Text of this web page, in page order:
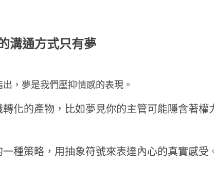
溝通方式只有夢
，夢是我們壓抑情感的表現。
化的產物，比如夢見你的主管可能隱含著權
種策略，用抽象符號來表達內心的真實感受